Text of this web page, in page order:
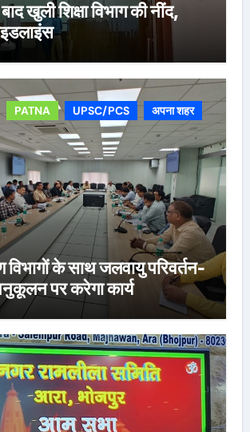
खुली शिक्षा विभाग की नींद,
PATNA UPSC/PCS
अपना शहर
के साथ जलवायु परिवर्तन-
पर करेगा कार्य